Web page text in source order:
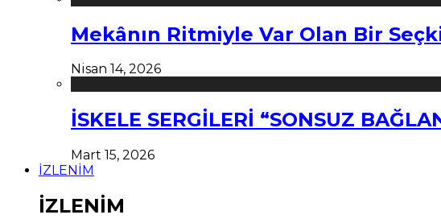
Mekânın Ritmiyle Var Olan Bir
Nisan 14, 2026
İSKELE SERGİLERİ “SONSUZ
Mart 15, 2026
İZLENİM
İZLENİM